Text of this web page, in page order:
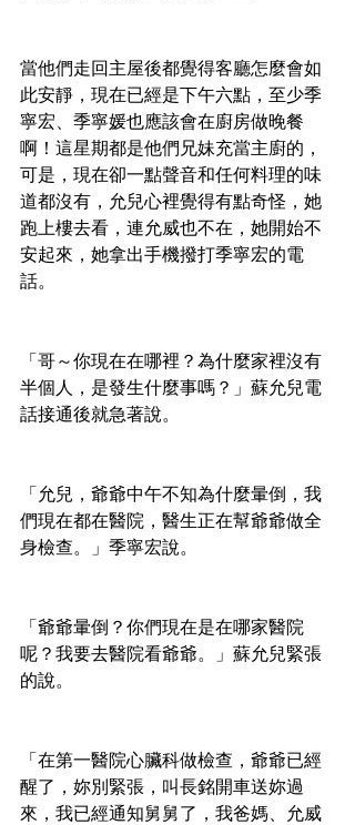
當他們走回主屋後都覺得客廳怎麼會如
此安靜，現在已經是下午六點，至少季
寧宏、季寧媛也應該會在廚房做晚餐
啊！這星期都是他們兄妹充當主廚的，
可是，現在卻一點聲音和任何料理的味
道都沒有，允兒心裡覺得有點奇怪，她
跑上樓去看，連允威也不在，她開始不
安起來，她拿出手機撥打季寧宏的電
話。
「哥～你現在在哪裡？為什麼家裡沒有
半個人，是發生什麼事嗎？」蘇允兒電
話接通後就急著說。
「允兒，爺爺中午不知為什麼暈倒，我
們現在都在醫院，醫生正在幫爺爺做全
身檢查。」季寧宏說。
「爺爺暈倒？你們現在是在哪家醫院
呢？我要去醫院看爺爺。」蘇允兒緊張
的說。
「在第一醫院心臟科做檢查，爺爺已經
醒了，妳別緊張，叫長銘開車送妳過
來，我已經通知舅舅了，我爸媽、允威